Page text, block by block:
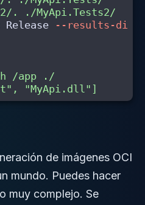
. ./MyApi.Tests2/
Release --results-
/app ./
"MyApi.dll"]
de imágenes OCI
mundo. Puedes hacer
muy complejo. Se